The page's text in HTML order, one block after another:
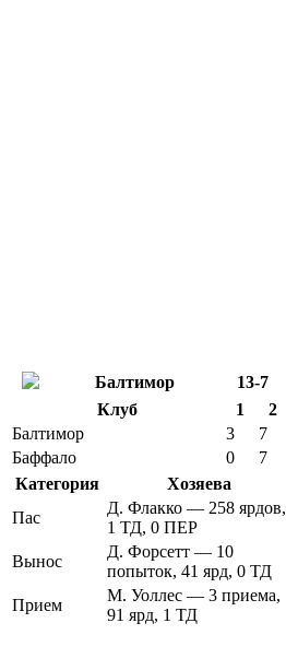
Балтимор 13-7
Клуб
1 2
Балтимор
3 7
Баффало
0 7
Категория
Хозяева
Пас
Д. Флакко — 258 ярдов,
1 ТД, 0 ПЕР
Вынос
Д. Форсетт — 10
попыток, 41 ярд, 0 ТД
Прием
М. Уоллес — 3 приема,
91 ярд, 1 ТД